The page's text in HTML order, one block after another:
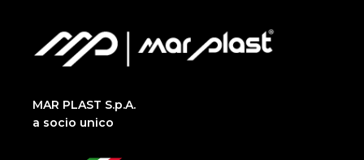
MAR PLAST S.p.A.
a socio unico